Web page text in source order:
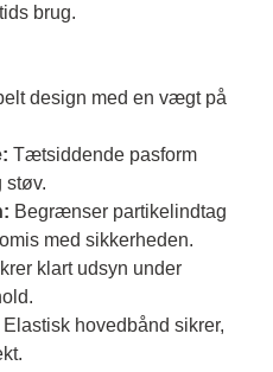
brug.
design med en vægt på
Tætsiddende pasform
støv.
Begrænser partikelindtag
med sikkerheden.
klart udsyn under
Elastisk hovedbånd sikrer,